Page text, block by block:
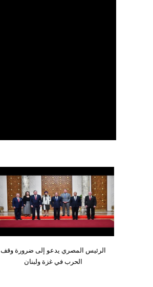
الرئيس المصري يدعو إلى ضرورة وقف
الحرب في غزة ولبنان